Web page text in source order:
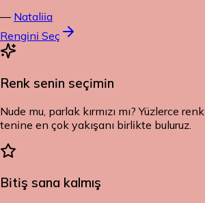
— Nataliia
Rengini Seç
Renk senin seçimin
Nude mu, parlak kırmızı mı? Yüzlerce
tenine en çok yakışanı birlikte buluruz.
Bitiş sana kalmış